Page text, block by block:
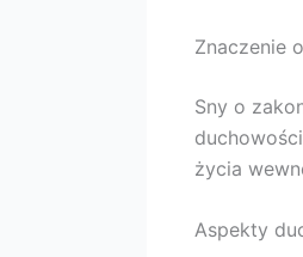
Znaczenie
Sny o
życia
Aspekty